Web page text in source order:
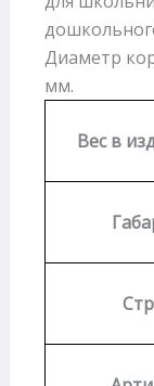
Диаметр
мм.
Вес в